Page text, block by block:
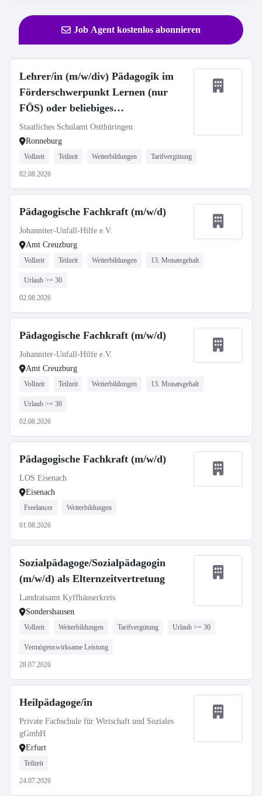
Job Agent kostenlos abonnieren
Lehrer/in (m/w/div) Pädagogik im
Förderschwerpunkt Lernen (nur
FÖS) oder beliebiges
sonderpädagogisches Fach -
Staatliches regionales Förderzentrum
Ronneburg Förderschwerpunkt
Lernen
Staatliches Schulamt Ostthüringen
Ronneburg
Vollzeit Teilzeit Weiterbildungen Tarifvergütung
02.08.2026
Pädagogische Fachkraft (m/w/d)
Johanniter-Unfall-Hilfe e.V.
Amt Creuzburg
Vollzeit Teilzeit Weiterbildungen 13. Monatsgehalt
Urlaub >= 30
02.08.2026
Pädagogische Fachkraft (m/w/d)
Johanniter-Unfall-Hilfe e.V.
Amt Creuzburg
Vollzeit Teilzeit Weiterbildungen 13. Monatsgehalt
Urlaub >= 30
02.08.2026
Pädagogische Fachkraft (m/w/d)
LOS Eisenach
Eisenach
Freelancer Weiterbildungen
01.08.2026
Sozialpädagoge/Sozialpädagogin
(m/w/d) als Elternzeitvertretung
Landratsamt Kyffhäuserkreis
Sondershausen
Vollzeit Weiterbildungen Tarifvergütung Urlaub >= 30
Vermögenswirksame Leistung
28.07.2026
Heilpädagoge/in
Private Fachschule für Wirtschaft und Soziales
gGmbH
Erfurt
Teilzeit
24.07.2026